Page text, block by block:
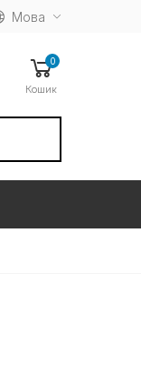
Мова
0
Кошик